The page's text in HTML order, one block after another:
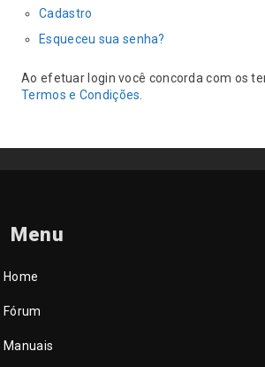
Cadastro
Esqueceu sua senha?
Ao efetuar login você concorda com os
Termos e Condições
Menu
Home
Fórum
Manuais